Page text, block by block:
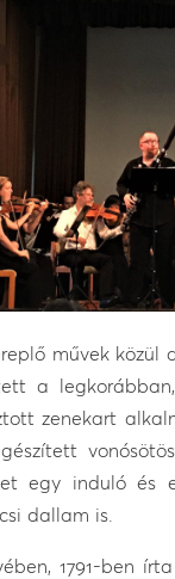
művek
a
zenekart
egy induló és
dallam is.
1791-ben